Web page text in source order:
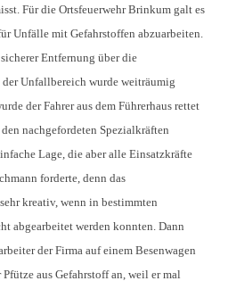
Für die Ortsfeuerwehr Brinkum galt es
Unfälle mit Gefahrstoffen abzuarbeiten.
Entfernung über die
Unfallbereich wurde weiträumig
der Fahrer aus dem Führerhaus rettet
nachgefordeten Spezialkräften
Lage, die aber alle Einsatzkräfte
forderte, denn das
kreativ, wenn in bestimmten
abgearbeitet werden konnten. Dann
der Firma auf einem Besenwagen
aus Gefahrstoff an, weil er mal